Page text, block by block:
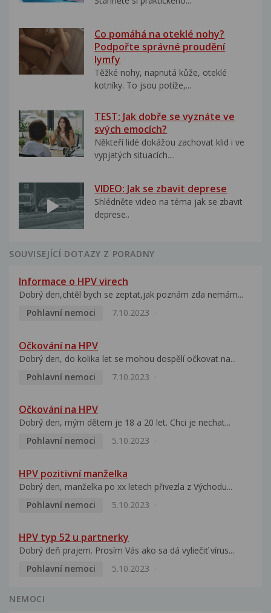
Co pomáhá na oteklé nohy?
Podpořte správné proudění
lymfy
Těžké nohy, napnutá kůže, oteklé
kotníky. To jsou potíže,...
TEST: Jak dobře se vyznáte ve
svých emocích?
Někteří lidé dokážou zachovat klid i ve
vypjatých situacích....
VIDEO: Jak se zbavit deprese
Shlédněte video na téma jak se zbavit
deprese..
SOUVISEJÍCÍ DOTAZY Z PORADNY
Informace o HPV virech
Dobrý den,chtěl bych se zeptat,jak poznám zda nemám...
Pohlavní nemoci
7.10.2023
Očkování na HPV
Dobrý den, do kolika let se mohou dospělí očkovat na...
Pohlavní nemoci
7.10.2023
Očkování na HPV
Dobrý den, mým dětem je 18 a 20 let. Chci je nechat...
Pohlavní nemoci
5.10.2023
HPV pozitivní manželka
Dobrý den, manželka po xx letech přivezla z Východu...
Pohlavní nemoci
5.10.2023
HPV typ 52 u partnerky
Dobrý deň prajem. Prosím Vás ako sa dá vyliečiť vírus...
Pohlavní nemoci
5.10.2023
NEMOCI